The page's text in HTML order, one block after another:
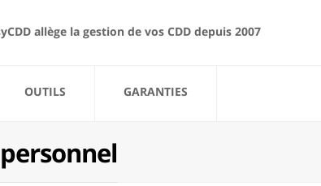
allège la gestion de vos CDD depuis 2007
OUTILS GARANTIES